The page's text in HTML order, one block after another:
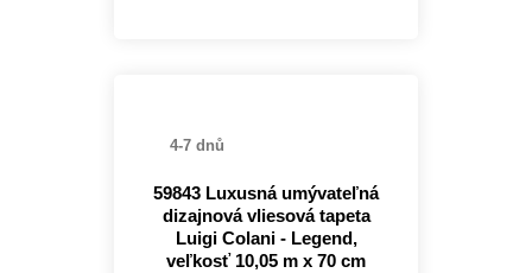
4-7 dnů
59843 Luxusná umývateľná
dizajnová vliesová tapeta
Luigi Colani - Legend,
veľkosť 10,05 m x 70 cm